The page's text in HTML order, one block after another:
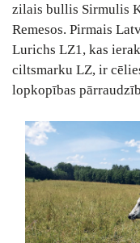
zilais bullis Sirmulis
Remesos. Pirmais
Lurichs LZ1, kas
ciltsmarku LZ, ir
lopkopības